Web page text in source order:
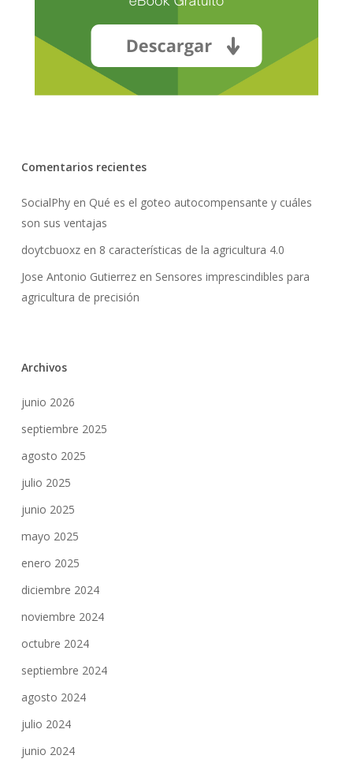
Comentarios recientes
SocialPhyen Qué es el goteo autocompensante y cuáles
son sus ventajas
doytcbuoxzen 8 características de la agricultura 4.0
Jose Antonio Gutierrezen Sensores imprescindibles para
agricultura de precisión
Archivos
junio 2026
septiembre 2025
agosto 2025
julio 2025
junio 2025
mayo 2025
enero 2025
diciembre 2024
noviembre 2024
octubre 2024
septiembre 2024
agosto 2024
julio 2024
junio 2024